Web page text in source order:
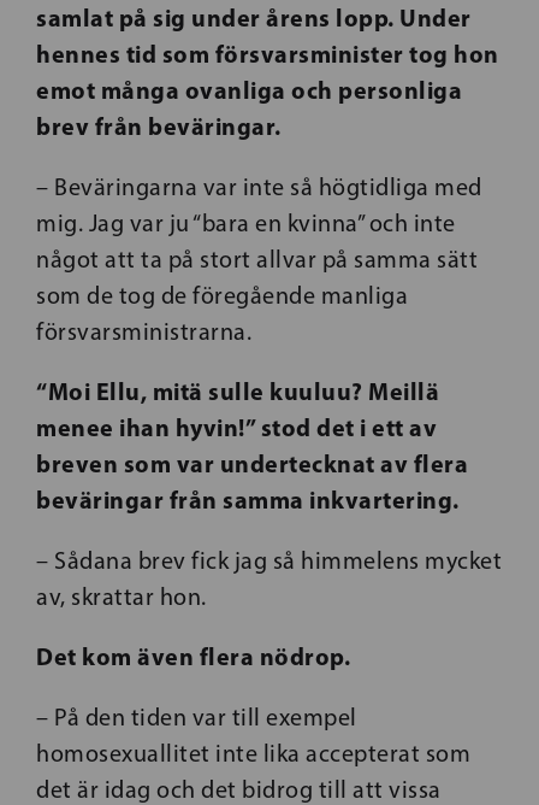
samlat på sig under årens lopp. Under
hennes tid som försvarsminister tog hon
emot många ovanliga och personliga
brev från beväringar.
– Beväringarna var inte så högtidliga med
mig. Jag var ju “bara en kvinna” och inte
något att ta på stort allvar på samma sätt
som de tog de föregående manliga
försvarsministrarna.
“Moi Ellu, mitä sulle kuuluu? Meillä
menee ihan hyvin!” stod det i ett av
breven som var undertecknat av flera
beväringar från samma inkvartering.
– Sådana brev fick jag så himmelens mycket
av, skrattar hon.
Det kom även flera nödrop.
– På den tiden var till exempel
homosexuallitet inte lika accepterat som
det är idag och det bidrog till att vissa